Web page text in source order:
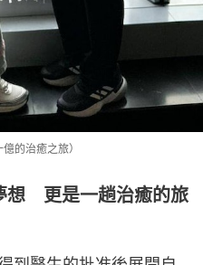
的治癒之旅）
想 更是一趟治癒的旅